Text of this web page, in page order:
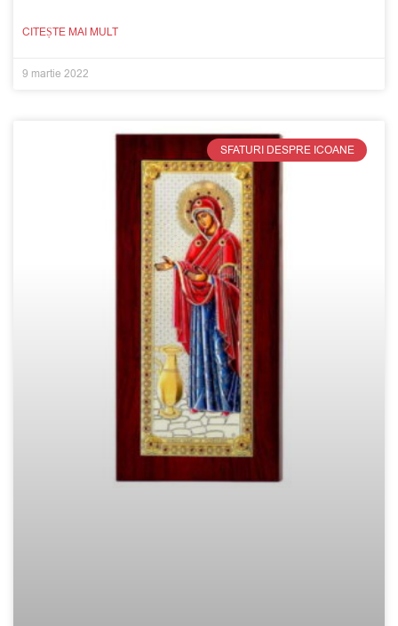
CITEȘTE MAI MULT
9 martie 2022
SFATURI DESPRE ICOANE